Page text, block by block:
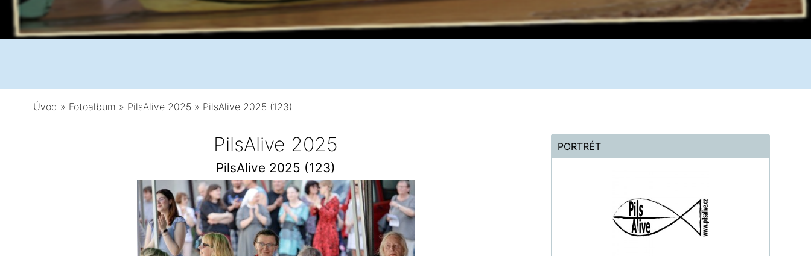
Úvod » Fotoalbum » PilsAlive 2025 » PilsAlive 2025 (123)
PilsAlive 2025
PilsAlive 2025 (123)
PORTRÉT